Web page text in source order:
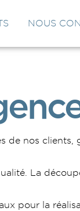
NOUS
de nos clients,
La
pour la